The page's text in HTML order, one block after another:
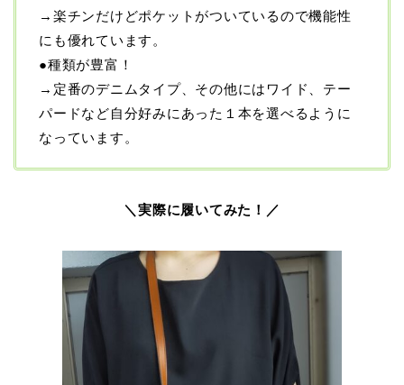
→楽チンだけどポケットがついているので機能性
にも優れています。
●種類が豊富！
→定番のデニムタイプ、その他にはワイド、テー
パードなど自分好みにあった１本を選べるように
なっています。
＼実際に履いてみた！／